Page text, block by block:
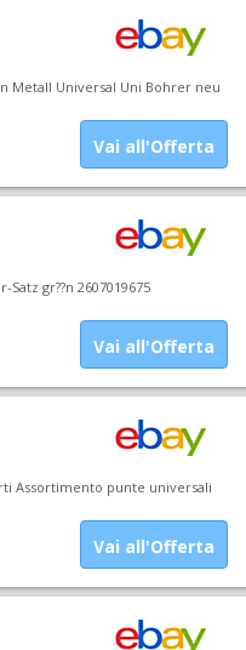
Metall Universal Uni Bohrer neu
Vai all'Offerta
gr??n 2607019675
Vai all'Offerta
Assortimento punte universali
Vai all'Offerta